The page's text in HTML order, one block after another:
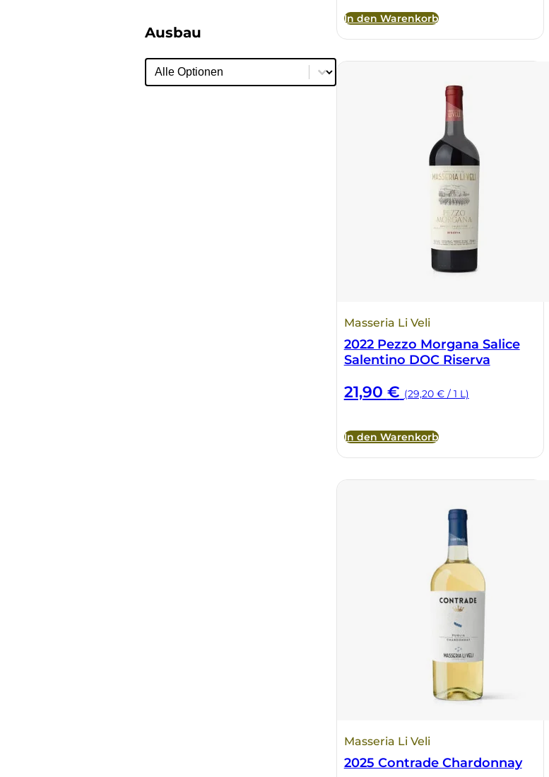
Ausbau
Ausbau
Ausbau
In den Warenkorb
Masseria Li Veli
2022 Pezzo Morgana Salice
Salentino DOC Riserva
21,90 € (29,20 € / 1 L)
In den Warenkorb
Masseria Li Veli
2025 Contrade Chardonnay